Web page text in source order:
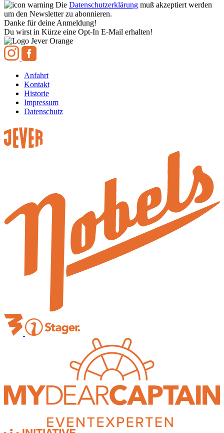
Die Datenschutzerklärung muß akzeptiert werden
um den Newsletter zu abonnieren.
Danke für deine Anmeldung!
Du wirst in Kürze eine Opt-In E-Mail erhalten!
Anfahrt
Kontakt
Historie
Impressum
Datenschutz